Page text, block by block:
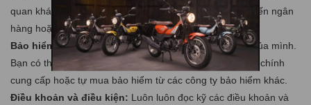
quan khác. Bạn cũng cần điền đơn đăng ký vay và gửi đến ngân
hàng hoặc công ty tài chính để xét duyệt.
Bảo hiểm xe:
Hãy mua bảo hiểm xe để bảo vệ tài sản của mình.
Bạn có thể mua bảo hiểm từ ngân hàng hoặc công ty tài chính
cung cấp hoặc tự mua bảo hiểm từ các công ty bảo hiểm khác.
Điều khoản và điều kiện: Luôn luôn đọc kỹ các điều khoản và